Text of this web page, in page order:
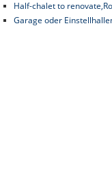
Half-chalet to
Garage oder